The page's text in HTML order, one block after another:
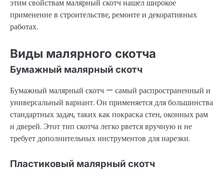
этим свойствам малярный скотч нашел широкое
применение в строительстве, ремонте и декоративных
работах.
Виды малярного скотча
Бумажный малярный скотч
Бумажный малярный скотч — самый распространенный и
универсальный вариант. Он применяется для большинства
стандартных задач, таких как покраска стен, оконных рам
и дверей. Этот тип скотча легко рвется вручную и не
требует дополнительных инструментов для нарезки.
Пластиковый малярный скотч